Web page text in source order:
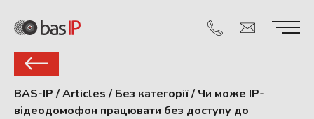
BAS-IP /Articles / Без категорії/ Чи може IP-
відеодомофон працювати без доступу до